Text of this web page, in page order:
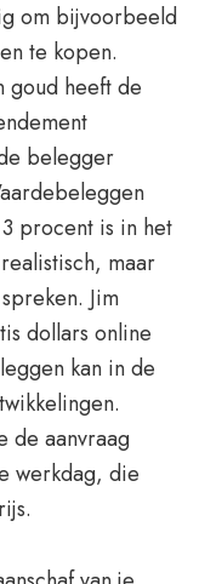
om bijvoorbeeld
te kopen.
goud heeft de
belegger
procent is in het
maar
Jim
dollars online
kan in de
de aanvraag
werkdag, die